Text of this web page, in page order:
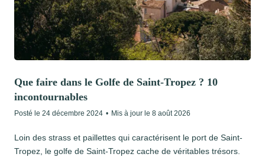
Que faire dans le Golfe de Saint-Tropez ? 10
incontournables
Posté le 24 décembre 2024 • Mis à jour le 8 août 2026
Loin des strass et paillettes qui caractérisent le port de Saint-
Tropez, le golfe de Saint-Tropez cache de véritables trésors.